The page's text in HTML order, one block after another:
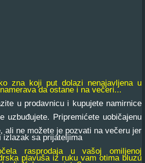
zna koji put dolazi nenajavljena u
da ostane i na večeri...
u prodavnicu i kupujete namirnice
Pripremićete uobičajenu
ne možete je pozvati na večeru jer
izlazak sa prijateljima
rasprodaja u vašoj omiljenoj
plavuša iz ruku vam otima bluzu